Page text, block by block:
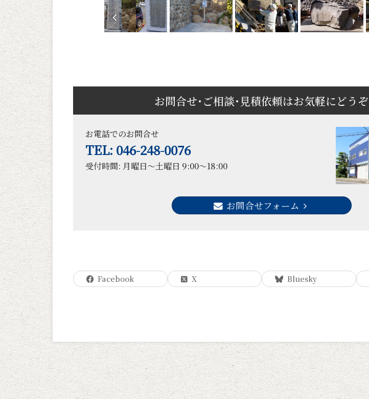
お問合せ･ご相談･見積依頼はお気軽にどうぞ
お電話でのお問合せ
TEL: 046-248-0076
受付時間: 月曜日～土曜日 9:00～18:00
お問合せフォーム
Facebook X Bluesky